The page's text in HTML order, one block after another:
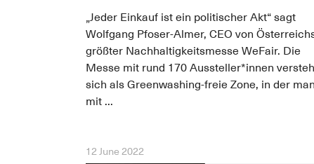
„Jeder Einkauf ist ein politischer Akt“ sagt
Wolfgang Pfoser-Almer, CEO von
größter Nachhaltigkeitsmesse WeFair. Die
Messe mit rund 170 Aussteller*innen
sich als Greenwashing-freie Zone, in der man
mit ...
12 June 2022